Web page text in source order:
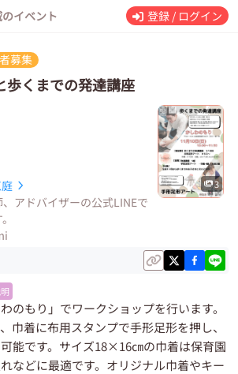
イベント 登録 / ログイン
募集
歩くまでの発達講座
アドバイザーの公式LINEで
3
のもり」でワークショップを行います。
巾着に布用スタンプで手形足形を押し、
能です。サイズ18×16㎝の巾着は保育園
などに最適です。オリジナル巾着やキー